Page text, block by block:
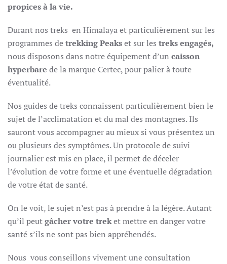
propices à la vie.
Durant nos treks en Himalaya et particulièrement sur les
programmes detrekking Peakset sur les treks engagés,
nous disposons dans notre équipement d’un caisson
hyperbare de la marque Certec, pour palier à toute
éventualité.
Nos guides de treks connaissent particulièrement bien le
sujet de l’acclimatation et du mal des montagnes. Ils
sauront vous accompagner au mieux si vous présentez un
ou plusieurs des symptômes. Un protocole de suivi
journalier est mis en place, il permet de déceler
l’évolution de votre forme et une éventuelle dégradation
de votre état de santé.
On le voit, le sujet n’est pas à prendre à la légère.Autant
qu’il peutgâcher votre treket mettre en danger votre
santé s’ils ne sont pas bien appréhendés.
Nous vous conseillons vivement une consultation